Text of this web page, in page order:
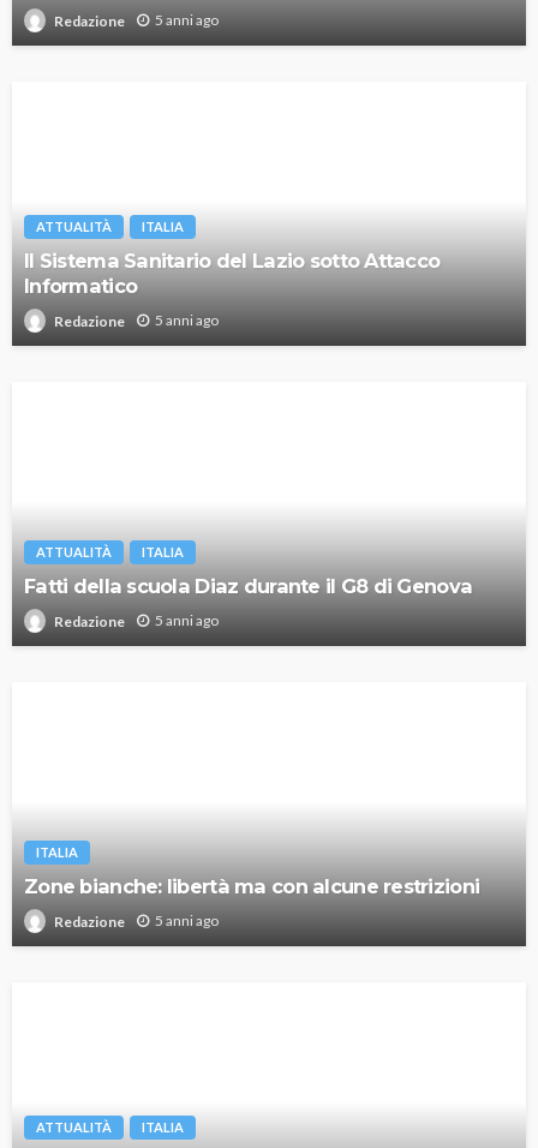
Redazione 5 anni ago
ATTUALITÀ ITALIA
Il Sistema Sanitario del Lazio sotto Attacco
Informatico
Redazione 5 anni ago
ATTUALITÀ ITALIA
Fatti della scuola Diaz durante il G8 di Genova
Redazione 5 anni ago
ITALIA
Zone bianche: libertà ma con alcune restrizioni
Redazione 5 anni ago
ATTUALITÀ ITALIA